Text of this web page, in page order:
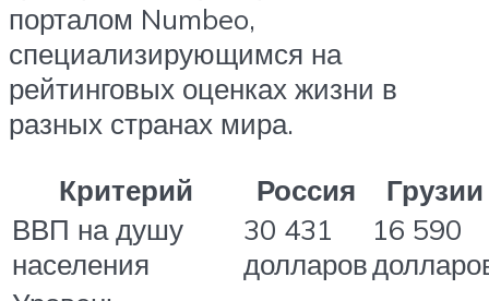
порталом Numbeo,
специализирующимся на
рейтинговых оценках жизни в
разных странах мира.
Критерий
Россия
Грузии
ВВП на душу
населения
30 431
долларов
16 590